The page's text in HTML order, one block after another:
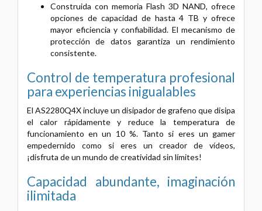
Construida con memoria Flash 3D NAND, ofrece
opciones de capacidad de hasta 4 TB y ofrece
mayor eficiencia y confiabilidad. El mecanismo de
protección de datos garantiza un rendimiento
consistente.
Control de temperatura profesional
para experiencias inigualables
El AS2280Q4X incluye un disipador de grafeno que disipa
el calor rápidamente y reduce la temperatura de
funcionamiento en un 10 %. Tanto si eres un gamer
empedernido como si eres un creador de vídeos,
¡disfruta de un mundo de creatividad sin límites!
Capacidad abundante, imaginación
ilimitada